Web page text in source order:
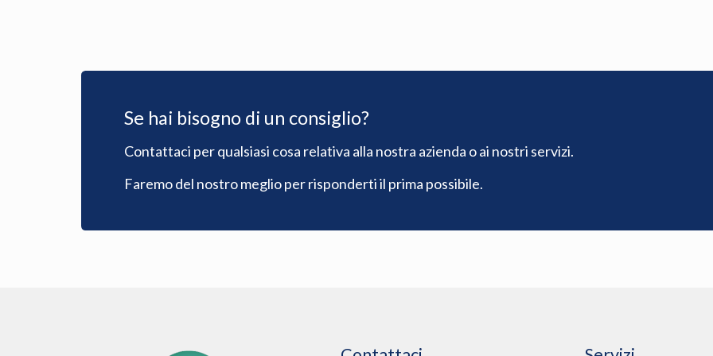
Se hai bisogno di un consiglio?
Contattaci per qualsiasi cosa relativa alla nostra azienda o ai nostri servizi.
Faremo del nostro meglio per risponderti il prima possibile.